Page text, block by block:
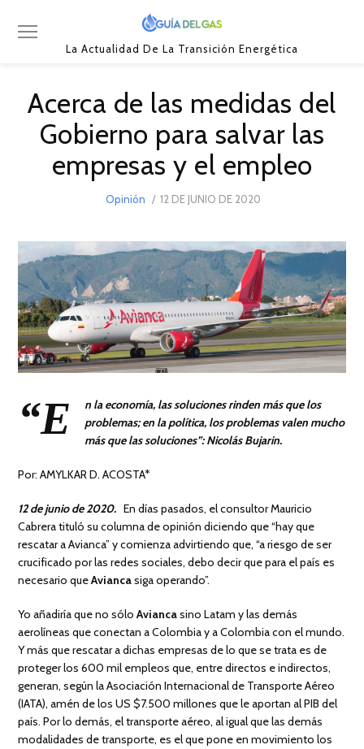
La Actualidad De La Transición Energética
Acerca de las medidas del
Gobierno para salvar las
empresas y el empleo
Opinión
POSTED
12 DE JUNIO DE 2020
DE
2021
“E
n la economía, las soluciones rinden más que los
problemas; en la política, los problemas valen mucho
más que las soluciones”: Nicolás Bujarin.
Por: AMYLKAR D. ACOSTA*
12 de junio de 2020. En días pasados, el consultor Mauricio
Cabrera tituló su columna de opinión diciendo que “hay que
rescatar a Avianca” y comienza advirtiendo que, “a riesgo de ser
crucificado por las redes sociales, debo decir que para el país es
necesario queAviancasiga operando”.
Yo añadiría que no sóloAviancasino Latam y las demás
aerolíneas que conectan a Colombia y a Colombia con el mundo.
Y más que rescatar a dichas empresas de lo que se trata es de
proteger los 600 mil empleos que, entre directos e indirectos,
generan, según la Asociación Internacional de Transporte Aéreo
(IATA), amén de los US $7.500 millones que le aportan al PIB del
país. Por lo demás, el transporte aéreo, al igual que las demás
modalidades de transporte, es el que pone en movimiento los